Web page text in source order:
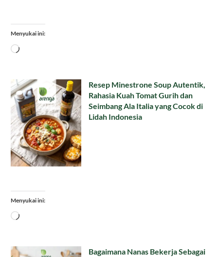
Menyukai ini:
Memuat...
Resep Minestrone Soup Autentik,
Rahasia Kuah Tomat Gurih dan
Seimbang Ala Italia yang Cocok di
Lidah Indonesia
Menyukai ini:
Memuat...
Bagaimana Nanas Bekerja Sebagai